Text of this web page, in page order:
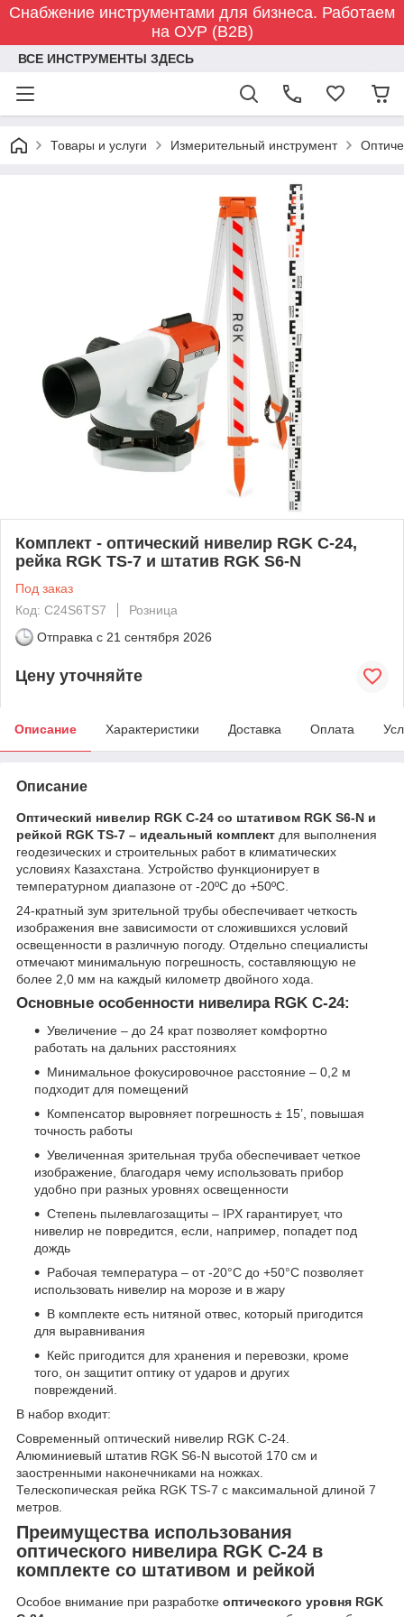
Снабжение инструментами для бизнеса. Работаем
на ОУР (B2B)
ВСЕ ИНСТРУМЕНТЫ ЗДЕСЬ
Товары и услуги Измерительный инструмент
Комплект - оптический нивелир RGK C-24,
рейка RGK TS-7 и штатив RGK S6-N
Под заказ
Код: C24S6TS7
Розница
Отправка с 21 сентября 2026
Цену уточняйте
Описание Характеристики Доставка Оплата
Описание
Оптический нивелир RGK С-24 со штативом RGK S6-N и
рейкой RGK TS-7 – идеальный комплект для выполнения
геодезических и строительных работ в климатических
условиях Казахстана. Устройство функционирует в
температурном диапазоне от -20ºC до +50ºC.
24-кратный зум зрительной трубы обеспечивает четкость
изображения вне зависимости от сложившихся условий
освещенности в различную погоду. Отдельно специалисты
отмечают минимальную погрешность, составляющую не
более 2,0 мм на каждый километр двойного хода.
Основные особенности нивелира RGK C-24:
Увеличение – до 24 крат позволяет комфортно
работать на дальних расстояниях
Минимальное фокусировочное расстояние – 0,2 м
подходит для помещений
Компенсатор выровняет погрешность ± 15’, повышая
точность работы
Увеличенная зрительная труба обеспечивает четкое
изображение, благодаря чему использовать прибор
удобно при разных уровнях освещенности
Степень пылевлагозащиты – IPX гарантирует, что
нивелир не повредится, если, например, попадет под
дождь
Рабочая температура – от -20°C до +50°C позволяет
использовать нивелир на морозе и в жару
В комплекте есть нитяной отвес, который пригодится
для выравнивания
Кейс пригодится для хранения и перевозки, кроме
того, он защитит оптику от ударов и других
повреждений.
В набор входит:
Современный оптический нивелир RGK C-24.
Алюминиевый штатив RGK S6-N высотой 170 см и
заостренными наконечниками на ножках.
Телескопическая рейка RGK TS-7 с максимальной длиной 7
метров.
Преимущества использования
оптического нивелира RGK C-24 в
комплекте со штативом и рейкой
Особое внимание при разработке оптического уровня RGK